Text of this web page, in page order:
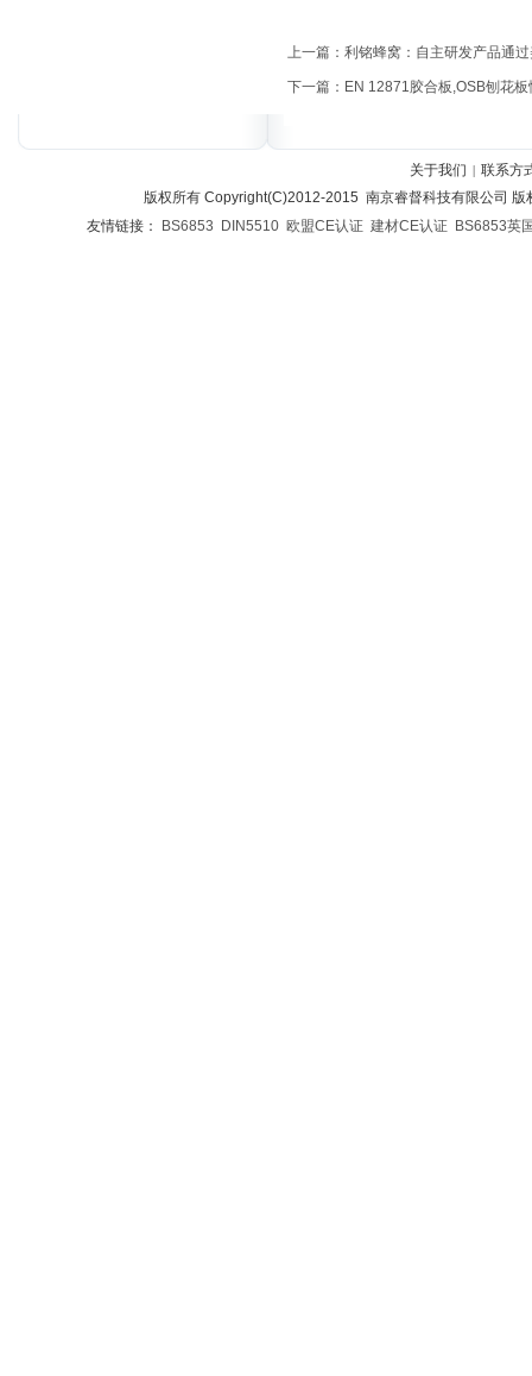
上一篇： 利铭蜂窝：自主研发产品通
下一篇： EN 12871胶合板,OSB刨花
关于我们 | 联系方
版权所有 Copyright(C)2012-2015 南京睿督科技有限公司
友情链接：
BS6853 DIN5510 欧盟CE认证 建材CE认证 BS6853英